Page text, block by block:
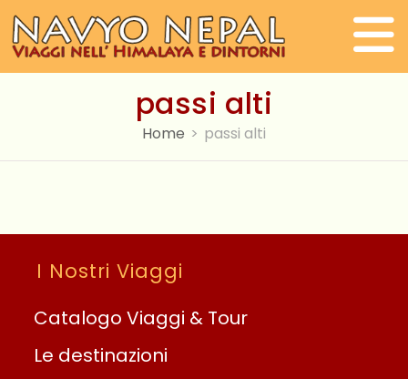
contenuto
passi alti
Home > passi alti
I Nostri Viaggi
Catalogo Viaggi & Tour
Le destinazioni